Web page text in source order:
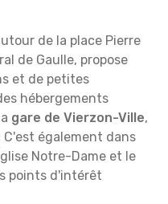
de la place Pierre
de Gaulle, propose
et de petites
hébergements
gare de Vierzon-Ville,
également dans
Notre-Dame et le
points d'intérêt